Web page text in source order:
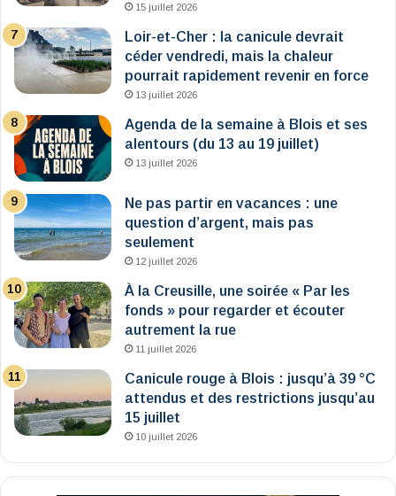
15 juillet 2026
Loir-et-Cher : la canicule devrait
céder vendredi, mais la chaleur
pourrait rapidement revenir en force
13 juillet 2026
Agenda de la semaine à Blois et ses
alentours (du 13 au 19 juillet)
13 juillet 2026
Ne pas partir en vacances : une
question d’argent, mais pas
seulement
12 juillet 2026
À la Creusille, une soirée « Par les
fonds » pour regarder et écouter
autrement la rue
11 juillet 2026
Canicule rouge à Blois : jusqu’à 39 °C
attendus et des restrictions jusqu’au
15 juillet
10 juillet 2026